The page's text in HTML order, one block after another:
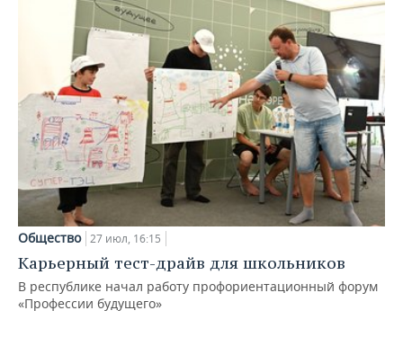
Общество 27 июл, 16:15
Карьерный тест-драйв для школьников
В республике начал работу профориентационный форум
«Профессии будущего»